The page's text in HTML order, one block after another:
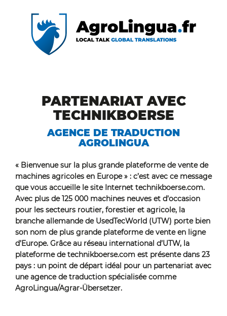
PARTENARIAT AVEC
TECHNIKBOERSE
AGENCE DE TRADUCTION
AGROLINGUA
« Bienvenue sur la plus grande plateforme de vente de
machines agricoles en Europe » : c’est avec ce message
que vous accueille le site Internet technikboerse.com.
Avec plus de 125 000 machines neuves et d’occasion
pour les secteurs routier, forestier et agricole, la
branche allemande de UsedTecWorld (UTW) porte bien
son nom de plus grande plateforme de vente en ligne
d’Europe. Grâce au réseau international d’UTW, la
plateforme de technikboerse.com est présente dans 23
pays : un point de départ idéal pour un partenariat avec
une agence de traduction spécialisée comme
AgroLingua/Agrar-Übersetzer.